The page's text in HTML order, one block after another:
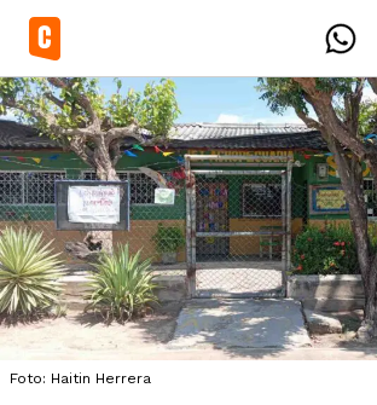
Foto: Haitin Herrera
país
del Caguán